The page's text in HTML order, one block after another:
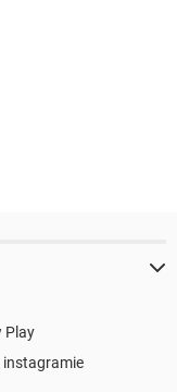
Play
instagramie